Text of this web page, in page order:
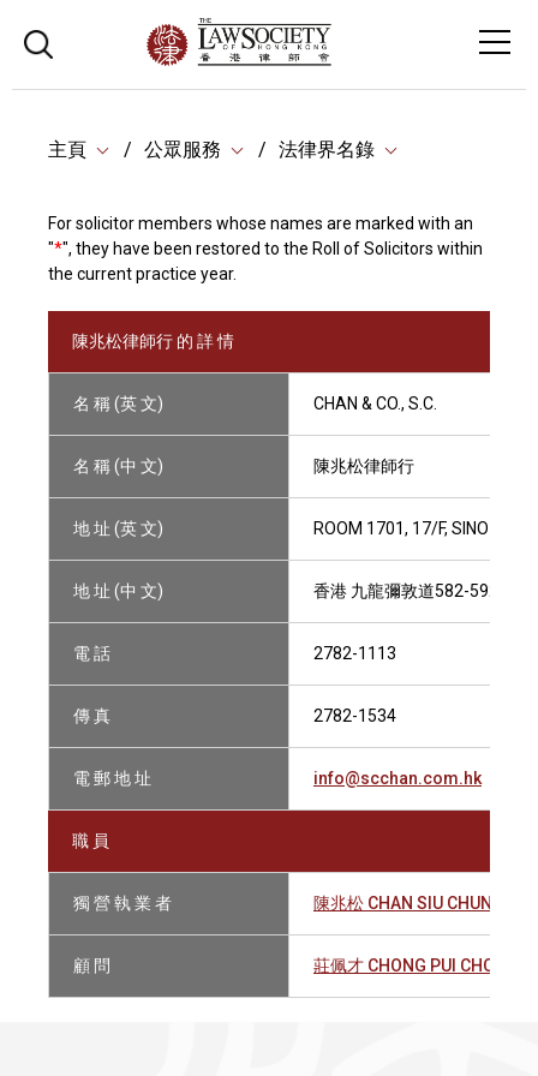
主頁 公眾服務 法律界名錄
For solicitor members whose names are marked with an
"*", they have been restored to the Roll of Solicitors within
the current practice year.
陳兆松律師行 的 詳 情
名 稱 (英 文) CHAN & CO., S.C.
名 稱 (中 文) 陳兆松律師行
地 址 (英 文) ROOM 1701, 17/F, SINO
地 址 (中 文) 香港 九龍彌敦道582-592 信
電 話 2782-1113
傳 真 2782-1534
電 郵 地 址 info@scchan.com.hk
職 員
獨 營 執 業 者 陳兆松 CHAN SIU CHUNG
顧 問 莊佩才 CHONG PUI CHOI